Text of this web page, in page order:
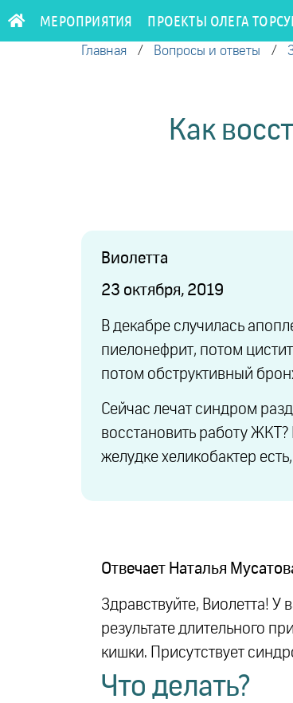
МЕРОПРИЯТИЯ ПРОЕКТЫ ОЛЕГА
Главная / Вопросы и ответы /
Как
Виолетта
23 октября, 2019
В декабре случилась
пиелонефрит, потом
потом обструктивный
Сейчас лечат синдром
восстановить работу ЖКТ?
желудке хеликобактер
Отвечает Наталья
Здравствуйте, Виолетта! У
результате длительного
кишки. Присутствует
Что делать?